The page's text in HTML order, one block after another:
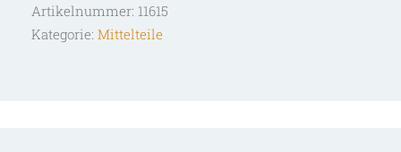
Carbon
Mittelteil
Artikelnummer: 11615
Kategorie: Mittelteile